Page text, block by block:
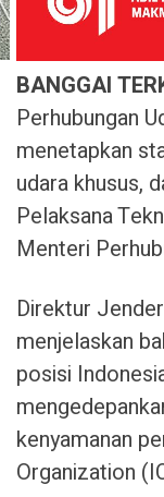
BANGGAI
Perhubungan
menetapkan
udara khusus,
Pelaksana
Menteri
Direktur
menjelaskan
posisi
kenyamanan
Organization